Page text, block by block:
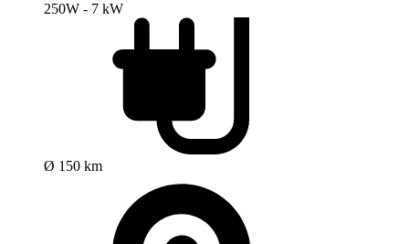
250W - 7 kW
Ø 150 km